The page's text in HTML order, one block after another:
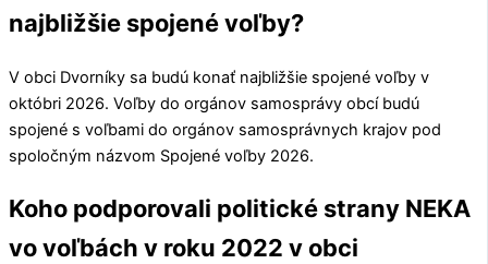
najbližšie spojené voľby?
V obci Dvorníky sa budú konať najbližšie spojené voľby v
októbri 2026. Voľby do orgánov samosprávy obcí budú
spojené s voľbami do orgánov samosprávnych krajov pod
spoločným názvom Spojené voľby 2026.
Koho podporovali politické strany NEKA
vo voľbách v roku 2022 v obci